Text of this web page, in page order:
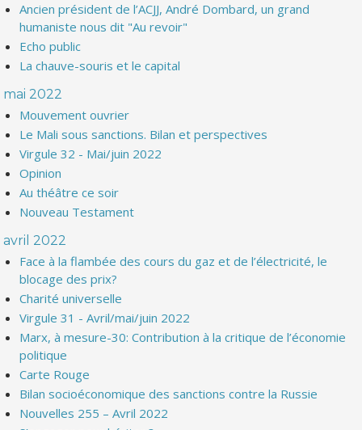
Ancien président de l’ACJJ, André Dombard, un grand
humaniste nous dit "Au revoir"
Echo public
La chauve-souris et le capital
mai 2022
Mouvement ouvrier
Le Mali sous sanctions. Bilan et perspectives
Virgule 32 - Mai/juin 2022
Opinion
Au théâtre ce soir
Nouveau Testament
avril 2022
Face à la flambée des cours du gaz et de l’électricité, le
blocage des prix?
Charité universelle
Virgule 31 - Avril/mai/juin 2022
Marx, à mesure-30: Contribution à la critique de l’économie
politique
Carte Rouge
Bilan socioéconomique des sanctions contre la Russie
Nouvelles 255 – Avril 2022